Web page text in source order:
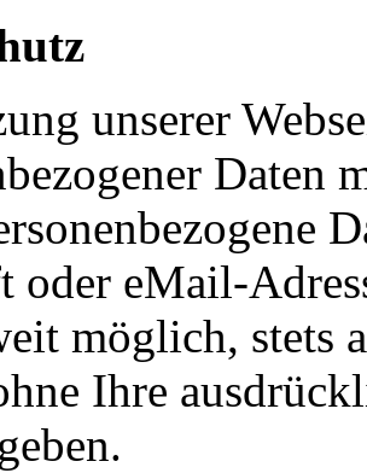
unserer
Daten
oder eMail-
möglich, stets
Ihre